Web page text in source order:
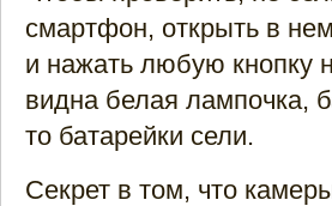
смартфон, открыть в
и нажать любую кнопку
видна белая лампочка,
то батарейки сели.
Секрет в том, что